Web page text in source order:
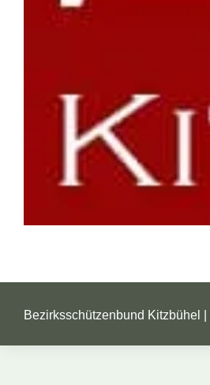
Bezirksschützenbund Kitzbühel |